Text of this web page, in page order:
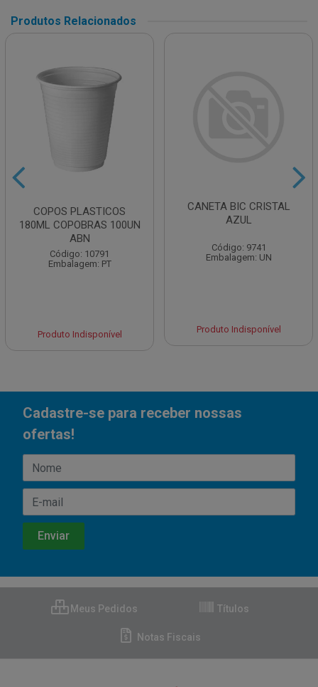
Produtos Relacionados
COPOS PLASTICOS
180ML COPOBRAS 100UN
ABN
Código: 10791
Embalagem: PT
Produto Indisponível
CANETA BIC CRISTAL
AZUL
Código: 9741
Embalagem: UN
Produto Indisponível
Cadastre-se para receber nossas
ofertas!
Meus Pedidos Títulos
Notas Fiscais